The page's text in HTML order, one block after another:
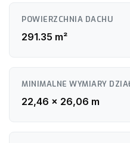
POWIERZCHNIA DACHU
291.35 m²
MINIMALNE WYMIARY
22,46 x 26,06 m